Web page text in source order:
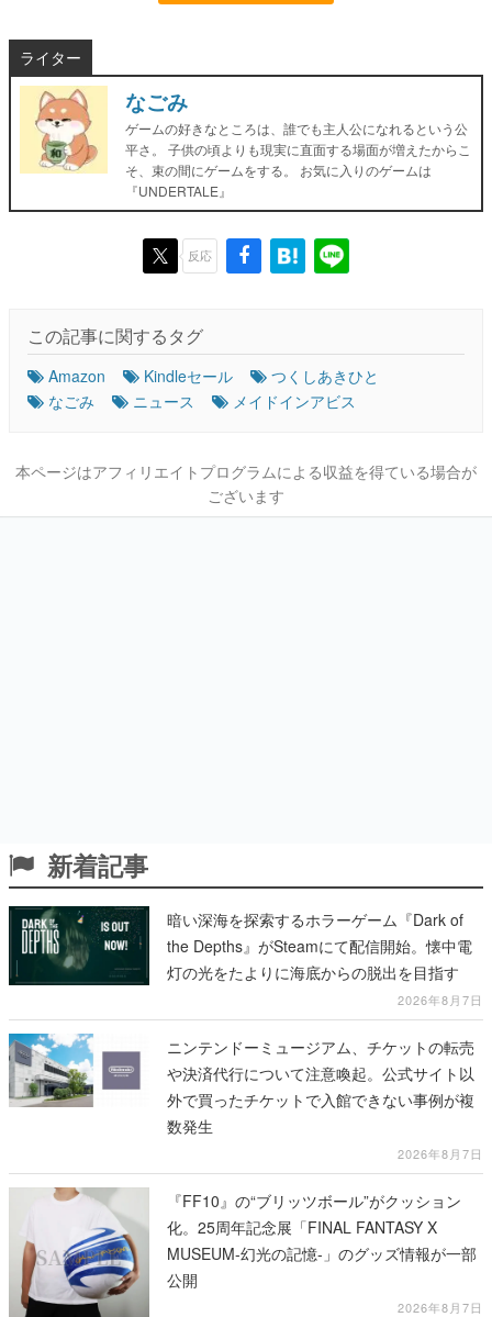
ライター
なごみ
ゲームの好きなところは、誰でも主人公になれるという公
平さ。 子供の頃よりも現実に直面する場面が増えたからこ
そ、束の間にゲームをする。 お気に入りのゲームは
『UNDERTALE』
反応
この記事に関するタグ
Amazon Kindleセール
つくしあきひと
なごみ
ニュース メイドインアビス
本ページはアフィリエイトプログラムによる収益を得ている場合が
ございます
新着記事
暗い深海を探索するホラーゲーム『Dark of
the Depths』がSteamにて配信開始。懐中電
灯の光をたよりに海底からの脱出を目指す
2026年8月7日
ニンテンドーミュージアム、チケットの転売
や決済代行について注意喚起。公式サイト以
外で買ったチケットで入館できない事例が複
数発生
2026年8月7日
『FF10』の“ブリッツボール”がクッション
化。25周年記念展「FINAL FANTASY X
MUSEUM-幻光の記憶-」のグッズ情報が一部
公開
2026年8月7日